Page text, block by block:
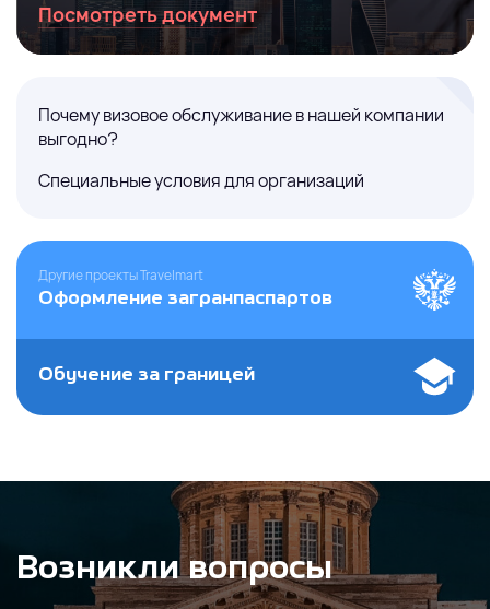
Посмотреть документ
Почему визовое обслуживание в нашей компании
выгодно?
Специальные условия для организаций
Другие проекты Travelmart
Оформление загранпаспартов
Обучение за границей
Возникли вопросы